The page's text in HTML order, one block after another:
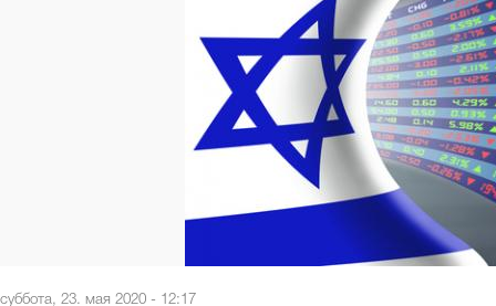
суббота, 23. мая 2020 - 12:17